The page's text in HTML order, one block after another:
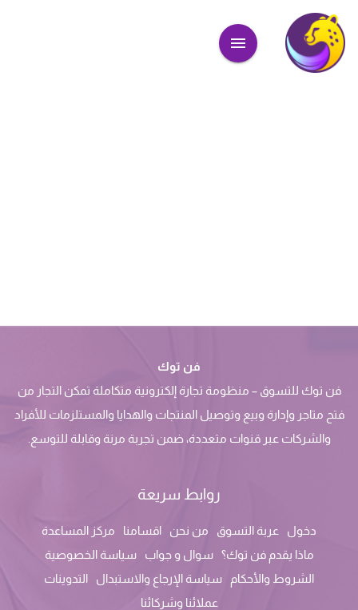
فن توك
فن توك للتسوق – منظومة تجارة إلكترونية متكاملة تمكن التجار من
فتح متاجر وإدارة وبيع وتوصيل المنتجات والهدايا والمستلزمات للأفراد
والشركات عبر قنوات متعددة، ضمن تجربة مرنة وقابلة للتوسع.
روابط سريعة
دخول عربة التسوق من نحن اقسامنا
مركز المساعدة
ماذا يقدم فن توك؟
سوال و جواب
سياسة الخصوصية
الشروط والأحكام
سياسة الإرجاع والاستبدال
التدوينات
عملائنا وشركائنا